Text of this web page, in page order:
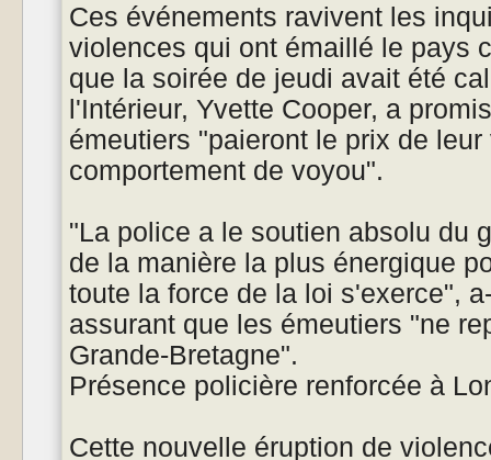
Ces événements ravivent les
violences qui ont émaillé le pays
que la soirée de jeudi avait été
l'Intérieur, Yvette Cooper, a
émeutiers "paieront le prix de
comportement de voyou".
"La police a le soutien absolu du
de la manière la plus énergique
toute la force de la loi s'exerce",
assurant que les émeutiers "ne
Grande-Bretagne".
Présence policière renforcée à
Cette nouvelle éruption de